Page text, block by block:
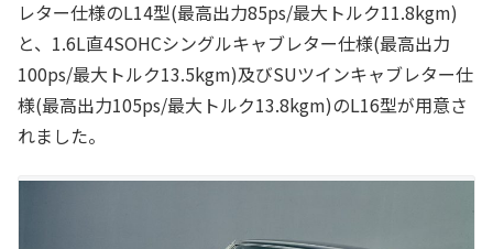
レター仕様のL14型(最高出力85ps/最大トルク11.8kgm)
と、1.6L直4SOHCシングルキャブレター仕様(最高出力
100ps/最大トルク13.5kgm)及びSUツインキャブレター仕
様(最高出力105ps/最大トルク13.8kgm)のL16型が用意さ
れました。